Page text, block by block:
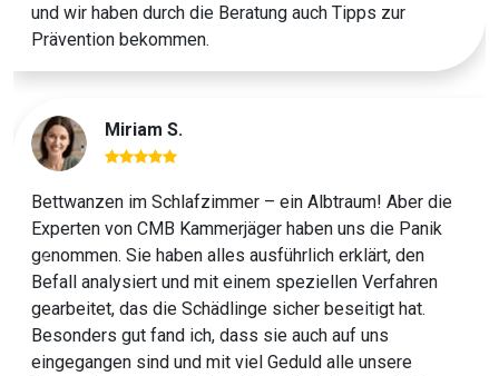
und wir haben durch die Beratung auch Tipps zur
Prävention bekommen.
Miriam S.
Bettwanzen im Schlafzimmer – ein Albtraum! Aber die
Experten von CMB Kammerjäger haben uns die Panik
genommen. Sie haben alles ausführlich erklärt, den
Befall analysiert und mit einem speziellen Verfahren
gearbeitet, das die Schädlinge sicher beseitigt hat.
Besonders gut fand ich, dass sie auch auf uns
eingegangen sind und mit viel Geduld alle unsere
Previous